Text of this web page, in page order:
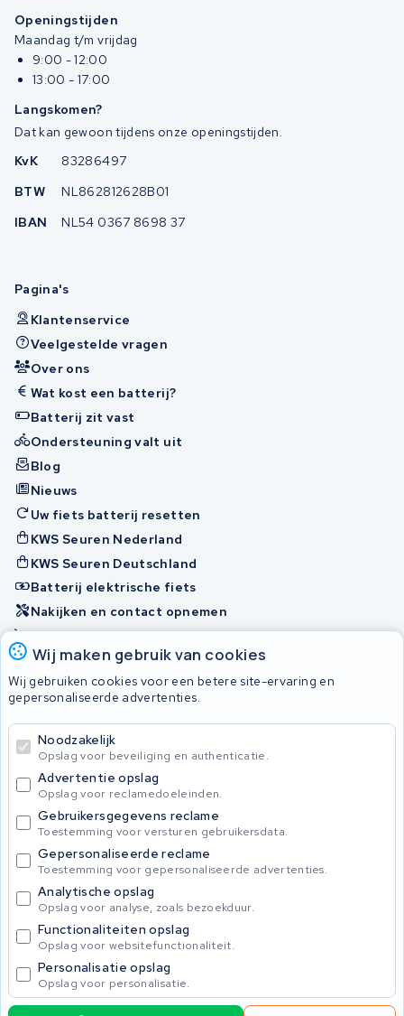
Wij maken gebruik van cookies
Wij gebruiken cookies voor een betere site-ervaring en
gepersonaliseerde advertenties.
Noodzakelijk
Opslag voor beveiliging en authenticatie.
Advertentie opslag
Opslag voor reclamedoeleinden.
Gebruikersgegevens reclame
Toestemming voor versturen gebruikersdata.
Gepersonaliseerde reclame
Toestemming voor gepersonaliseerde advertenties.
Analytische opslag
Opslag voor analyse, zoals bezoekduur.
Functionaliteiten opslag
Opslag voor websitefunctionaliteit.
Personalisatie opslag
Opslag voor personalisatie.
Openingstijden
Maandag t/m vrijdag
9:00 - 12:00
13:00 - 17:00
Langskomen?
Dat kan gewoon tijdens onze openingstijden.
KvK
83286497
BTW
NL862812628B01
IBAN
NL54 0367 8698 37
Pagina's
Klantenservice
Veelgestelde vragen
Over ons
Wat kost een batterij?
Batterij zit vast
Ondersteuning valt uit
Blog
Nieuws
Uw fiets batterij resetten
KWS Seuren Nederland
KWS Seuren Deutschland
Batterij elektrische fiets
Nakijken en contact opnemen
Onherstelbaar
Accu's
© 2026 KWS Seuren
Algemene voorwaarden
Privacy Policy